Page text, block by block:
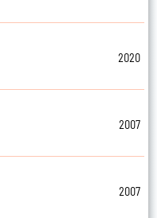
2020
2007
2007